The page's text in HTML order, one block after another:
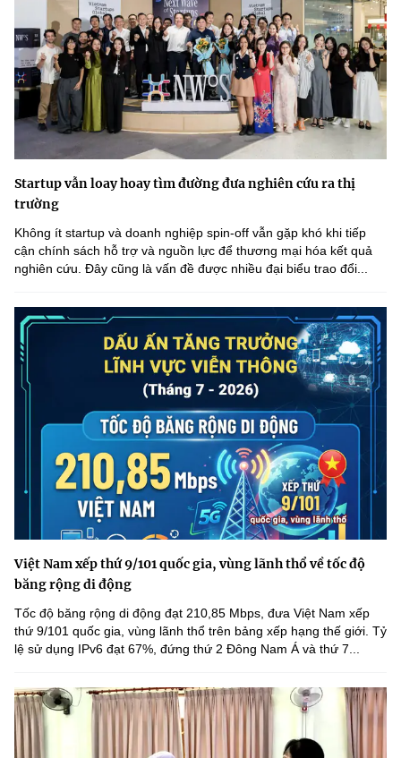
Startup vẫn loay hoay tìm đường đưa nghiên cứu ra thị
trường
Không ít startup và doanh nghiệp spin-off vẫn gặp khó khi tiếp
cận chính sách hỗ trợ và nguồn lực để thương mại hóa kết quả
nghiên cứu. Đây cũng là vấn đề được nhiều đại biểu trao đổi...
Việt Nam xếp thứ 9/101 quốc gia, vùng lãnh thổ về tốc độ
băng rộng di động
Tốc độ băng rộng di động đạt 210,85 Mbps, đưa Việt Nam xếp
thứ 9/101 quốc gia, vùng lãnh thổ trên bảng xếp hạng thế giới. Tỷ
lệ sử dụng IPv6 đạt 67%, đứng thứ 2 Đông Nam Á và thứ 7...